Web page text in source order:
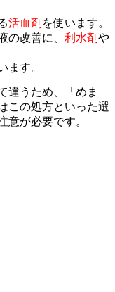
活血剤 を使います。
の改善に、 利水剤や
ます。
違うため、「めま
この処方といった選
意が必要です。